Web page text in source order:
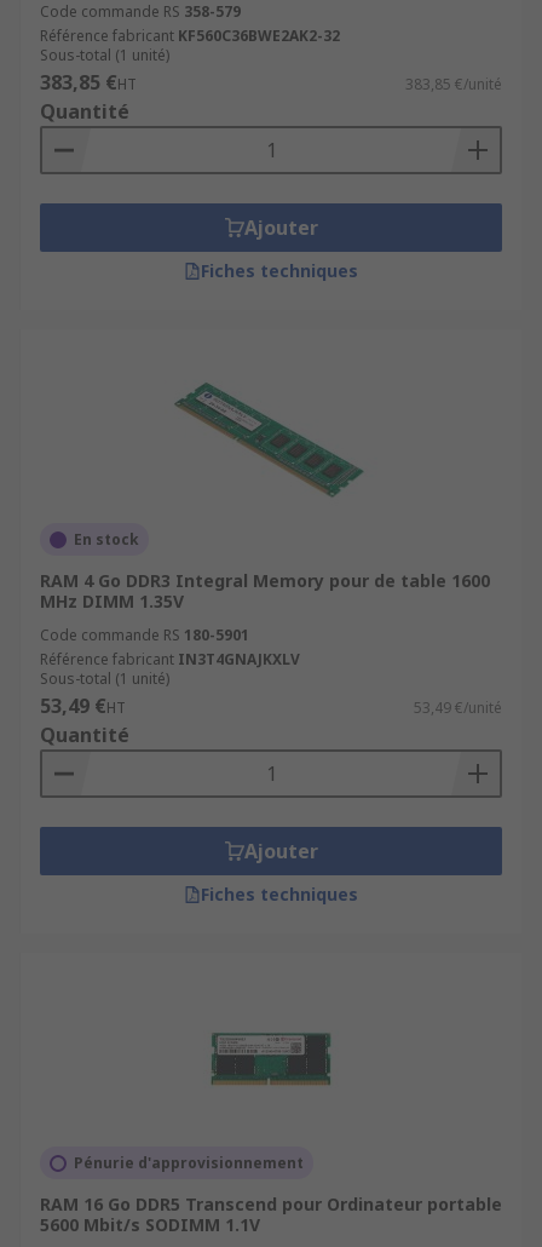
Code commande RS 358-579
Référence fabricant KF560C36BWE2AK2-32
Sous-total (1 unité)
383,85 €HT 383,85 €/unité
Quantité
Ajouter
Fiches techniques
En stock
RAM 4 Go DDR3 Integral Memory pour de table 1600
MHz DIMM 1.35V
Code commande RS 180-5901
Référence fabricant IN3T4GNAJKXLV
Sous-total (1 unité)
53,49 €HT 53,49 €/unité
Quantité
Ajouter
Fiches techniques
Pénurie d'approvisionnement
RAM 16 Go DDR5 Transcend pour Ordinateur portable
5600 Mbit/s SODIMM 1.1V